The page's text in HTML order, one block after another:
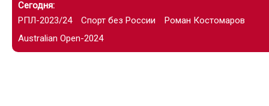
Сегодня:
РПЛ-2023/24
Спорт без России
Роман Костомаров
Australian Open-2024